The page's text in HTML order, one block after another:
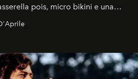
pois, micro bikini e una
una dietro l'altra. Trent'anni dopo,
contemporanei che abbiamo.